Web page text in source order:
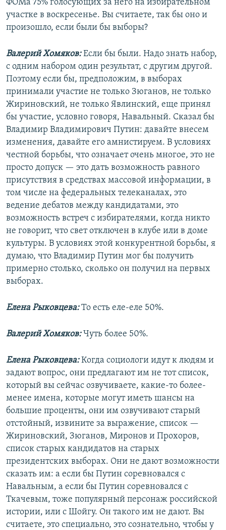
ФОМа 75% голосующих за него на избирательном
участке в воскресенье. Вы считаете, так бы оно и
произошло, если были бы выборы?
Валерий Хомяков:Если бы были. Надо знать набор,
с одним набором один результат, с другим другой.
Поэтому если бы, предположим, в выборах
принимали участие не только Зюганов, не только
Жириновский, не только Явлинский, еще принял
бы участие, условно говоря, Навальный. Сказал бы
Владимир Владимирович Путин: давайте внесем
изменения, давайте его амнистируем. В условиях
честной борьбы, что означает очень многое, это не
просто допуск — это дать возможность равного
присутствия в средствах массовой информации, в
том числе на федеральных телеканалах, это
ведение дебатов между кандидатами, это
возможность встреч с избирателями, когда никто
не говорит, что свет отключен в клубе или в доме
культуры. В условиях этой конкурентной борьбы, я
думаю, что Владимир Путин мог бы получить
примерно столько, сколько он получил на первых
выборах.
Елена Рыковцева:То есть еле-еле 50%.
Валерий Хомяков: Чуть более 50%.
Елена Рыковцева:Когда социологи идут к людям и
задают вопрос, они предлагают им не тот список,
который вы сейчас озвучиваете, какие-то более-
менее имена, которые могут иметь шансы на
большие проценты, они им озвучивают старый
отстойный, извините за выражение, список —
Жириновский, Зюганов, Миронов и Прохоров,
список старых кандидатов на старых
президентских выборах. Они не дают возможности
сказать им: а если бы Путин соревновался с
Навальным, а если бы Путин соревновался с
Ткачевым, тоже популярный персонаж российской
истории, или с Шойгу. Он такого им не дают. Вы
считаете, это специально, это сознательно, чтобы у